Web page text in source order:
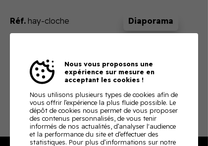
Réf. hay-cloche
En ajoutant ce produit à votre panier, nous vous
enverrons un devis ajusté à votre besoin
Télécharger la fiche technique
Nous vous proposons une
expérience sur mesure en
acceptant les cookies !
Nous utilisons plusieurs types de cookies afin de
vous offrir l’expérience la plus fluide possible. Le
dépôt de cookies nous permet de vous proposer
des contenus personnalisés, de vous tenir
informés de nos actualités, d’analyser l'audience
et la performance du site et d’effectuer des
statistiques. Pour plus d’informations sur notre